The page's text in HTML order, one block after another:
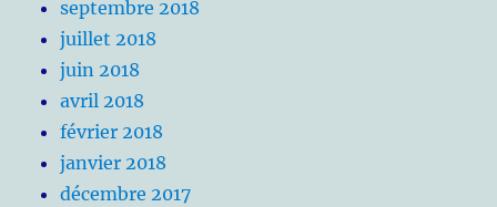
septembre 2018
juillet 2018
juin 2018
avril 2018
février 2018
janvier 2018
décembre 2017